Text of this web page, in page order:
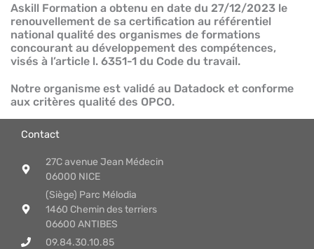
Askill Formation a obtenu en date du 27/12/2023 le
renouvellement de sa certification au référentiel
national qualité des organismes de formations
concourant au développement des compétences,
visés à l’article l. 6351-1 du Code du travail.
Notre organisme est validé au Datadock et conforme
aux critères qualité des OPCO.
Contact
27C avenue Jean Médecin
06000 NICE
(Siège) Parc Mélodia
1460 Chemin des terriers
06600 ANTIBES
09.84.30.10.85